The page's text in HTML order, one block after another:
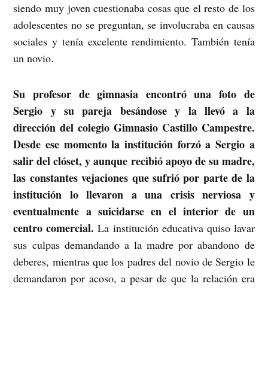
siendo muy joven cuestionaba cosas que el resto de los
adolescentes no se preguntan, se involucraba en causas
sociales y tenía excelente rendimiento. También tenía
un novio.
Su profesor de gimnasia encontró una foto de
Sergio y su pareja besándose y la llevó a la
dirección del colegio Gimnasio Castillo Campestre.
Desde ese momento la institución forzó a Sergio a
salir del clóset, y aunque recibió apoyo de su madre,
las constantes vejaciones que sufrió por parte de la
institución lo llevaron a una crisis nerviosa y
eventualmente a suicidarse en el interior de un
centro comercial. La institución educativa quiso lavar
sus culpas demandando a la madre por abandono de
deberes, mientras que los padres del novio de Sergio le
demandaron por acoso, a pesar de que la relación era